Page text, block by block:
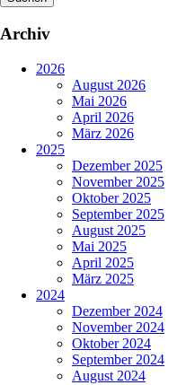
Archiv
2026
August 2026
Mai 2026
April 2026
März 2026
2025
Dezember 2025
November 2025
Oktober 2025
September 2025
August 2025
Mai 2025
April 2025
März 2025
2024
Dezember 2024
November 2024
Oktober 2024
September 2024
August 2024